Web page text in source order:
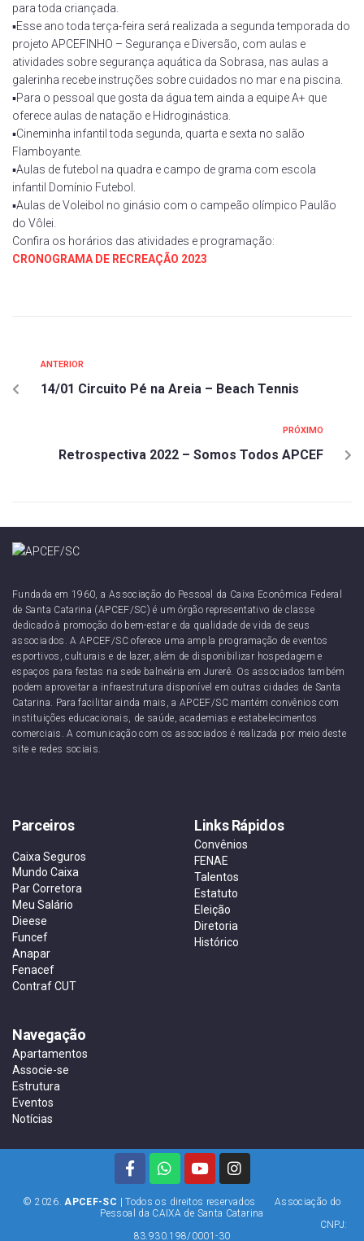
para toda criançada.
▪️Esse ano toda terça-feira será realizada a segunda temporada do
projeto APCEFINHO – Segurança e Diversão, com aulas e
atividades sobre segurança aquática da Sobrasa, nas aulas a
galerinha recebe instruções sobre cuidados no mar e na piscina.
▪️Para o pessoal que gosta da água tem ainda a equipe A+ que
oferece aulas de natação e Hidroginástica.
▪️Cineminha infantil toda segunda, quarta e sexta no salão
Flamboyante.
▪️Aulas de futebol na quadra e campo de grama com escola
infantil Domínio Futebol.
▪️Aulas de Voleibol no ginásio com o campeão olímpico Paulão
do Vôlei.
Confira os horários das atividades e programação:
CRONOGRAMA DE RECREAÇÃO 2023
ANTERIOR
14/01 Circuito Pé na Areia – Beach Tennis
PRÓXIMO
Retrospectiva 2022 – Somos Todos APCEF
Fundada em 1960, a Associação do Pessoal da Caixa Econômica Federal
de Santa Catarina (APCEF/SC) é um órgão representativo de classe
dedicado à promoção do bem-estar e da qualidade de vida de seus
associados. A APCEF/SC oferece uma ampla programação de eventos
esportivos, culturais e de lazer, além de disponibilizar hospedagem e
espaços para festas na sede balneária em Jurerê. Os associados também
podem aproveitar a infraestrutura disponível em outras cidades de Santa
Catarina. Para facilitar ainda mais, a APCEF/SC mantém convênios com
instituições educacionais, de saúde, academias e estabelecimentos
comerciais. A comunicação com os associados é realizada por meio deste
site e redes sociais.
Parceiros
Caixa Seguros
Mundo Caixa
Par Corretora
Meu Salário
Dieese
Funcef
Anapar
Fenacef
Contraf CUT
Links Rápidos
Convênios
FENAE
Talentos
Estatuto
Eleição
Diretoria
Histórico
Navegação
Apartamentos
Associe-se
Estrutura
Eventos
Notícias
© 2026. APCEF-SC | Todos os direitos reservados Associação do
Pessoal da CAIXA de Santa Catarina
CNPJ:
83.930.198/0001-30